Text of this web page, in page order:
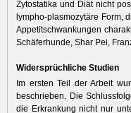
Zytostatika und Diät nicht
lympho-plasmozytäre Form,
Appetitschwankungen
Schäferhunde, Shar Pei,
Widersprüchliche Studien
Im ersten Teil der Arbeit
beschrieben. Die
die Erkrankung nicht nur